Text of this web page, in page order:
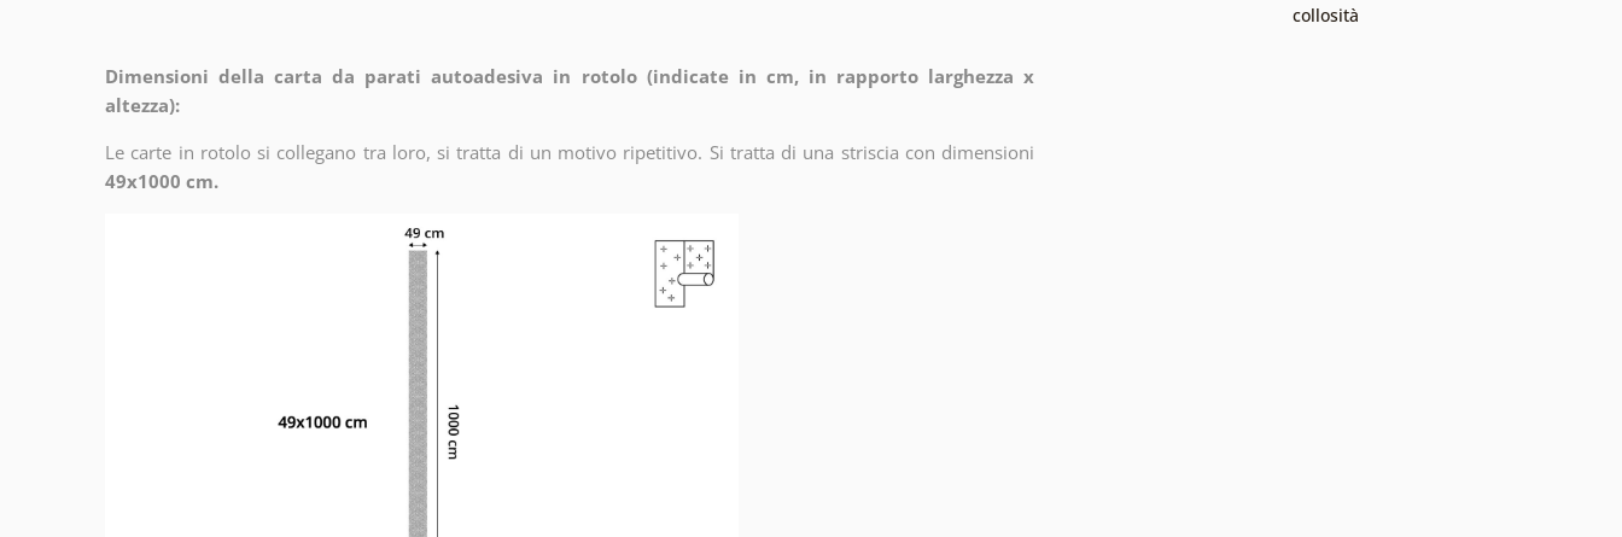
Dimensioni della carta da parati autoadesiva in rotolo (indicate in cm, in rapporto larghezza x
altezza):
Le carte in rotolo si collegano tra loro, si tratta di un motivo ripetitivo. Si tratta di una striscia con dimensioni
49x1000 cm.
collosità